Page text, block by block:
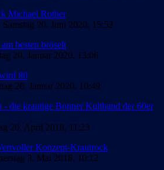
Michael Rother
20. Juni 2020, 15:52
besten bröselt
20. Januar 2020, 13:06
80
26. Januar 2020, 10:49
- die krautige Bonner Kultband der 60er
20. April 2018, 11:23
Konzept-Krautrock
3. Mai 2018, 10:12